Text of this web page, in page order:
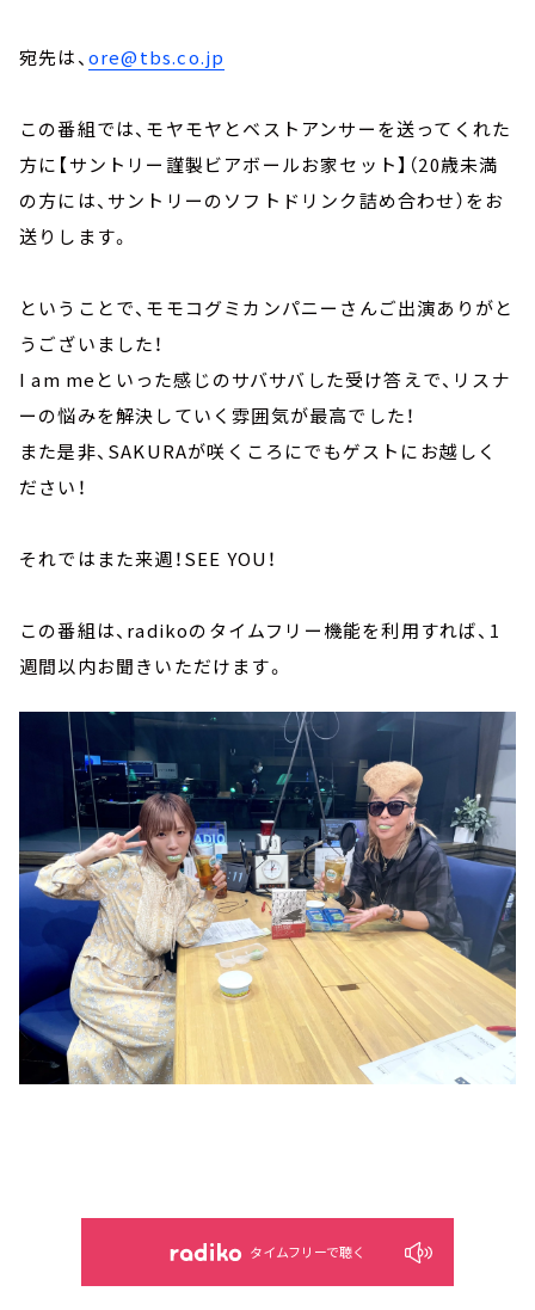
宛先は、ore@tbs.co.jp
この番組では、モヤモヤとベストアンサーを送ってくれた
方に【サントリー謹製ビアボールお家セット】（20歳未満
の方には、サントリーのソフトドリンク詰め合わせ）をお
送りします。
ということで、モモコグミカンパニーさんご出演ありがと
うございました！
I am meといった感じのサバサバした受け答えで、リスナ
ーの悩みを解決していく雰囲気が最高でした！
また是非、SAKURAが咲くころにでもゲストにお越しく
ださい！
それではまた来週！SEE YOU！
この番組は、radikoのタイムフリー機能を利用すれば、1
週間以内お聞きいただけます。
タイムフリーで聴く